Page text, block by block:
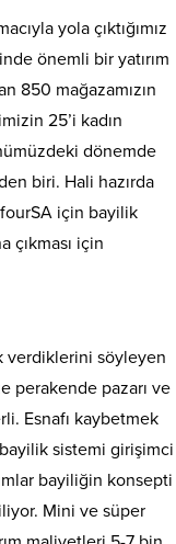
yola çıktığımız
önemli bir yatırım
850 mağazamızın
25’i kadın
dönemde
biri. Hali hazırda
için bayilik
çıkması için
verdiklerini söyleyen
perakende pazarı ve
Esnafı kaybetmek
sistemi girişimci
bayiliğin konsepti
Mini ve süper